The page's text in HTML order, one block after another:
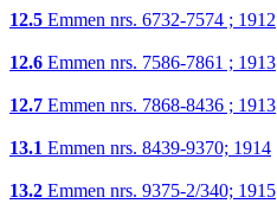
12.5 Emmen nrs. 6732-7574 ; 1912
12.6 Emmen nrs. 7586-7861 ; 1913
12.7 Emmen nrs. 7868-8436 ; 1913
13.1 Emmen nrs. 8439-9370; 1914
13.2 Emmen nrs. 9375-2/340; 1915